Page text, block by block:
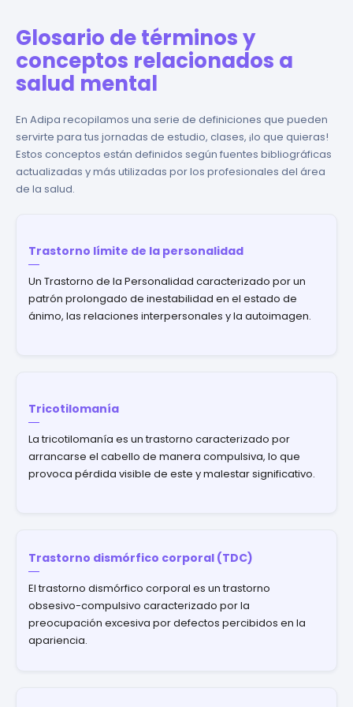
Glosario de términos y
conceptos relacionados a
salud mental
En Adipa recopilamos una serie de definiciones que pueden
servirte para tus jornadas de estudio, clases, ¡lo que quieras!
Estos conceptos están definidos según fuentes bibliográficas
actualizadas y más utilizadas por los profesionales del área
de la salud.
Trastorno límite de la personalidad
Un Trastorno de la Personalidad caracterizado por un
patrón prolongado de inestabilidad en el estado de
ánimo, las relaciones interpersonales y la autoimagen.
Tricotilomanía
La tricotilomanía es un trastorno caracterizado por
arrancarse el cabello de manera compulsiva, lo que
provoca pérdida visible de este y malestar significativo.
Trastorno dismórfico corporal (TDC)
El trastorno dismórfico corporal es un trastorno
obsesivo-compulsivo caracterizado por la
preocupación excesiva por defectos percibidos en la
apariencia.